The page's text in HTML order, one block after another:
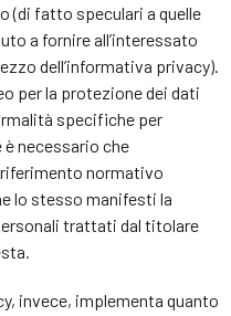
(di fatto speculari a quelle
a fornire all’interessato
dell’informativa privacy).
per la protezione dei dati
specifiche per
è necessario che
normativo
lo stesso manifesti la
trattati dal titolare
invece, implementa quanto